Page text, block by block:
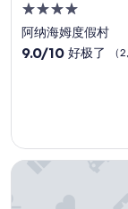
4.0
星
住
阿纳海姆度假村
9.0
极
了，
9.0/10 好极了 （
兰乔拉斯帕尔马斯